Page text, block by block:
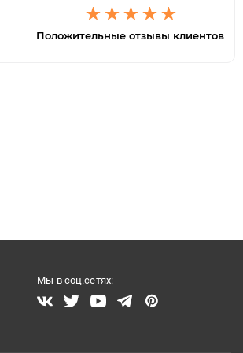
Положительные отзывы клиентов
Мы в соц.сетях: